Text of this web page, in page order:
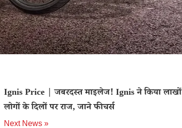
Ignis Price | जबरदस्त माइलेज! Ignis ने किया लाखों
लोगों के दिलों पर राज, जाने फीचर्स
Next News »